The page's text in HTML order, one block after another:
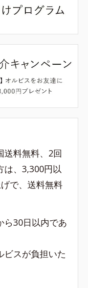
送料無料、2回
は、3,300円以
で、送料無料
ら30日以内であ
スが負担いた